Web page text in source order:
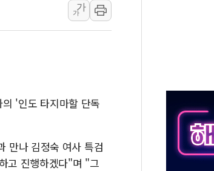
서울 중랑구 주택가서 흉기 난동…60대 남성 2명 숨져
李대통령 "결혼 때문에 손해 보는 일 없게"…'결혼 페
인천서 말다툼 중 어머니 흉기 살해 10대 아들 체포
'화합' 꺼낸 김민석에 '뻔뻔' 받아친 정청래…제주 연
가
가
'인도 타지마할 단독
만나 김정숙 여사 특검
고 진행하겠다"며 "그